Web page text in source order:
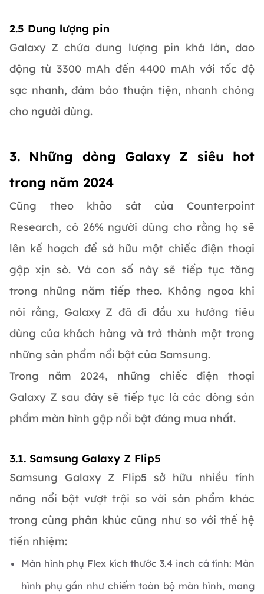
2.5 Dung lượng pin
Galaxy Z chứa dung lượng pin khá lớn, dao
động từ 3300 mAh đến 4400 mAh với tốc độ
sạc nhanh, đảm bảo thuận tiện, nhanh chóng
cho người dùng.
3. Những dòng Galaxy Z siêu hot
trong năm 2024
Cũng theo khảo sát của Counterpoint
Research, có 26% người dùng cho rằng họ sẽ
lên kế hoạch để sở hữu một chiếc điện thoại
gập xịn sò. Và con số này sẽ tiếp tục tăng
trong những năm tiếp theo. Không ngoa khi
nói rằng, Galaxy Z đã đi đầu xu hướng tiêu
dùng của khách hàng và trở thành một trong
những sản phẩm nổi bật của Samsung.
Trong năm 2024, những chiếc điện thoại
Galaxy Z sau đây sẽ tiếp tục là các dòng sản
phẩm màn hình gập nổi bật đáng mua nhất.
3.1. Samsung Galaxy Z Flip5
Samsung Galaxy Z Flip5 sở hữu nhiều tính
năng nổi bật vượt trội so với sản phẩm khác
trong cùng phân khúc cũng như so với thế hệ
tiền nhiệm:
Màn hình phụ Flex kích thước 3.4 inch cá tính: Màn
hình phụ gần như chiếm toàn bộ màn hình, mang